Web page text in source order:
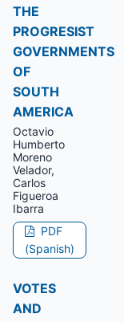
THE
PROGRESIST
GOVERNMENTS
OF
SOUTH
AMERICA
Octavio
Humberto
Moreno
Velador,
Carlos
Figueroa
Ibarra
PDF
(Spanish)
VOTES
AND